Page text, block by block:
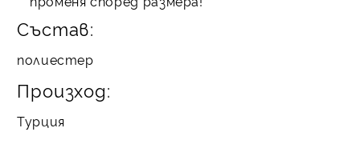
Състав:
полиестер
Произход:
Турция